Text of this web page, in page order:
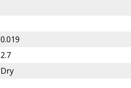
0.019
2.7
Dry